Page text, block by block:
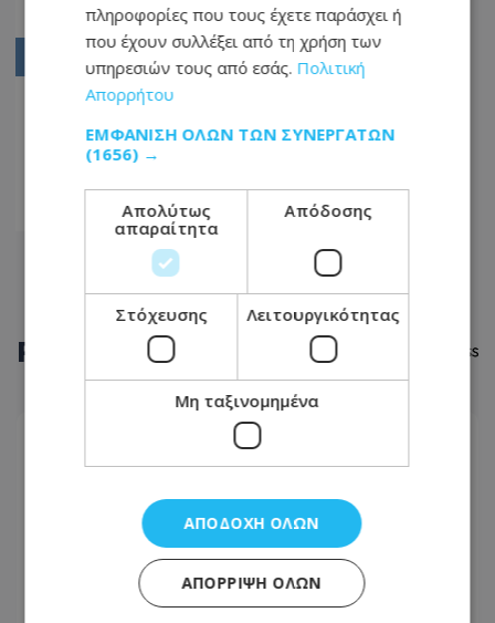
383
384
386
ΡΟΗ ΕΙΔΗΣΕΩΝ
08.08.2026 - 12:38
Ανδρέας Γεωργίου: «Η γέννηση της κόρης μου
άλλαξε ριζικά τη ζωή μου και με αναδιαμόρφωσε
ως άνθρωπο»
ΑΣΤΥΝΟΜΙΚΟ ΡΕΠΟΡΤΑΖ
πληροφορίες που τους έχετε παράσχει ή
που έχουν συλλέξει από τη χρήση των
υπηρεσιών τους από εσάς. Πολιτική
Απορρήτου
ΕΜΦΆΝΙΣΗ ΌΛΩΝ ΤΩΝ ΣΥΝΕΡΓΑΤΏΝ
(1656) →
Απολύτως
απαραίτητα
Απόδοσης
Στόχευσης Λειτουργικότητας
Μη ταξινομημένα
ΑΠΟΔΟΧΉ ΌΛΩΝ
ΑΠΌΡΡΙΨΗ ΌΛΩΝ